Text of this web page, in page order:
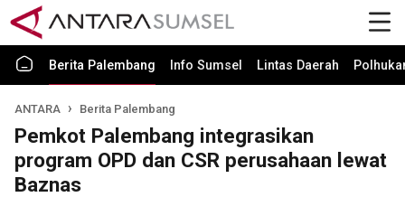
Berita Palembang Info Sumsel Lintas Daerah
ANTARA Berita Palembang
Pemkot Palembang integrasikan
program OPD dan CSR perusahaan lewat
Baznas